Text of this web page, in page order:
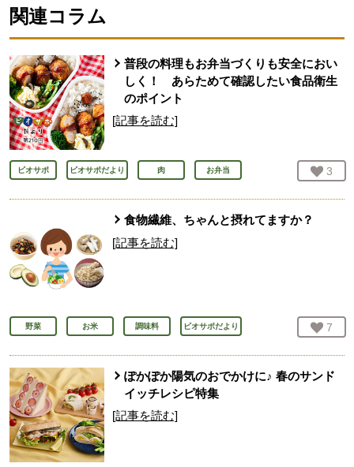
関連コラム
普段の料理もお弁当づくりも安全におい
しく！ あらためて確認したい食品衛生
のポイント
[記事を読む]
ビオサポ ビオサポだより 肉 お弁当 お気
3
食物繊維、ちゃんと摂れてますか？
[記事を読む]
野菜 お米 調味料 ビオサポだより お気
7
ぽかぽか陽気のおでかけに♪ 春のサンド
イッチレシピ特集
[記事を読む]